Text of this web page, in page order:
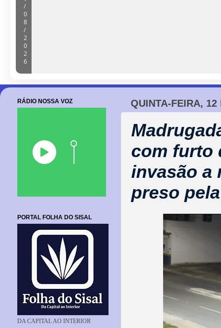
/
0
8
/
2
0
2
6
QUINTA-FEIRA, 12
com furto
invasão a
preso
RÁDIO NOSSA VOZ
PORTAL FOLHA DO SISAL
DA CAPITAL AO INTERIOR